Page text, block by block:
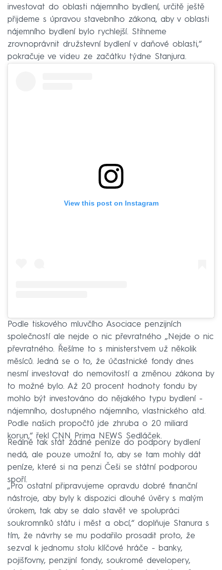
investovat do oblasti nájemního bydlení, určitě ještě
přijdeme s úpravou stavebního zákona, aby v oblasti
nájemního bydlení bylo rychlejší. Stihneme
zrovnoprávnit družstevní bydlení v daňové oblasti,“
pokračuje ve videu ze začátku týdne Stanjura.
View this post on Instagram
Podle tiskového mluvčího Asociace penzijních
společností ale nejde o nic převratného „Nejde o nic
převratného. Řešíme to s ministerstvem už několik
měsíců. Jedná se o to, že účastnické fondy dnes
nesmí investovat do nemovitostí a změnou zákona by
to možné bylo. Až 20 procent hodnoty fondu by
mohlo být investováno do nějakého typu bydlení -
nájemního, dostupného nájemního, vlastnického atd.
Podle našich propočtů jde zhruba o 20 miliard
korun,“ řekl CNN Prima NEWS Sedláček.
Reálně tak stát žádné peníze do podpory bydlení
nedá, ale pouze umožní to, aby se tam mohly dát
peníze, které si na penzi Češi se státní podporou
spoří.
„Pro ostatní připravujeme opravdu dobré finanční
nástroje, aby byly k dispozici dlouhé úvěry s malým
úrokem, tak aby se dalo stavět ve spolupráci
soukromníků státu i měst a obcí,“ doplňuje Stanura s
tím, že návrhy se mu podařilo prosadit proto, že
sezval k jednomu stolu klíčové hráče - banky,
pojišťovny, penzijní fondy, soukromé developery,